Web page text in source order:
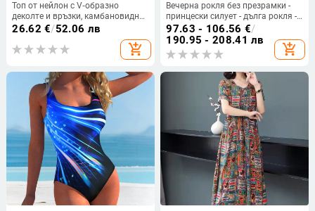
Топ от нейлон с V‑образно
деколте и връзки, камбановидни
ръкави, тясна кройка
26.62 €/52.06 лв
add_shopping_cart
Вечерна рокля без презрамки -
принцески силует - дълга рокля -
средна талия - полиестър
97.63 - 106.56 €/
190.95 - 208.41 лв
add_shopping_cart